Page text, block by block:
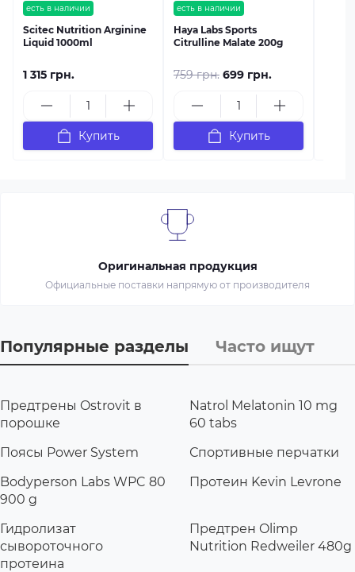
есть в наличии
Scitec Nutrition Arginine
Liquid 1000ml
1 315 грн.
Купить
есть в наличии
Haya Labs Sports
Citrulline Malate 200g
759 грн. 699 грн.
Купить
Оригинальная продукция
Официальные поставки напрямую от производителя
Популярные разделы Часто ищут
Предтрены Ostrovit в
порошке
Natrol Melatonin 10 mg
60 tabs
Поясы Power System
Спортивные перчатки
Bodyperson Labs WPC 80
900 g
Протеин Kevin Levrone
Гидролизат
сывороточного
протеина
Предтрен Olimp
Nutrition Redweiler 480g